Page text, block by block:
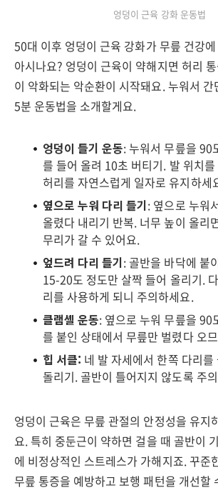
엉덩이 근육 강화 운동법
50대 이후 엉덩이 근육 강화가 무릎 건강
아시나요? 엉덩이 근육이 약해지면 허리
이 악화되는 악순환이 시작돼요. 누워서 간
5분 운동법을 소개할게요.
엉덩이 들기 운동: 누워서 무릎을 90
를 들어 올려 10초 버티기. 발 위치
허리를 자연스럽게 일자로 유지하세
옆으로 누워 다리 들기: 옆으로 누워
올렸다 내리기 반복. 너무 높이 올리
무리가 갈 수 있어요.
엎드려 다리 들기: 골반을 바닥에 붙
15-20도 정도만 살짝 들어 올리기.
리를 사용하게 되니 주의하세요.
클램셸 운동: 옆으로 누워 무릎을 90
를 붙인 상태에서 무릎만 벌렸다 오
힙 서클: 네 발 자세에서 한쪽 다리
돌리기. 골반이 틀어지지 않도록 주
엉덩이 근육은 무릎 관절의 안정성을 유지
요. 특히 중둔근이 약하면 걸을 때 골반이
에 비정상적인 스트레스가 가해지죠. 꾸준
무릎 통증을 예방하고 보행 패턴을 개선할